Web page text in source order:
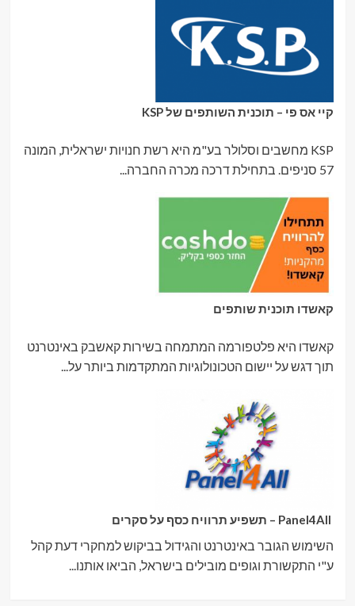
קיי אס פי – תוכנית השותפים של KSP
KSP מחשבים וסלולר בע"מ היא רשת חנויות ישראלית, המונה
57 סניפים. בתחילת דרכה מכרה החברה...
קאשדו תוכנית שותפים
קאשדו היא פלטפורמה המתמחה בשירות קאשבק באינטרנט
תוך דגש על יישום הטכונולוגיות המתקדמות ביותר על...
השימוש הגובר באינטרנט והגידול בביקוש למחקרי דעת קהל
ע"י התקשורת וגופים מובילים בישראל, הביאו אותנו...